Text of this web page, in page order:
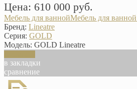
Цена: 610 000 руб.
Мебель для ваннойМебель для
Бренд: Lineatre
Серия: GOLD
Модель: GOLD Lineatre
в закладки
сравнение